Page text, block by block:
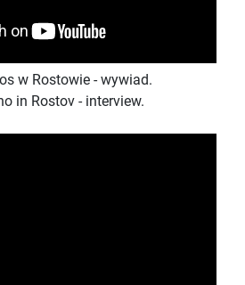
w Rostowie - wywiad.
in Rostov - interview.